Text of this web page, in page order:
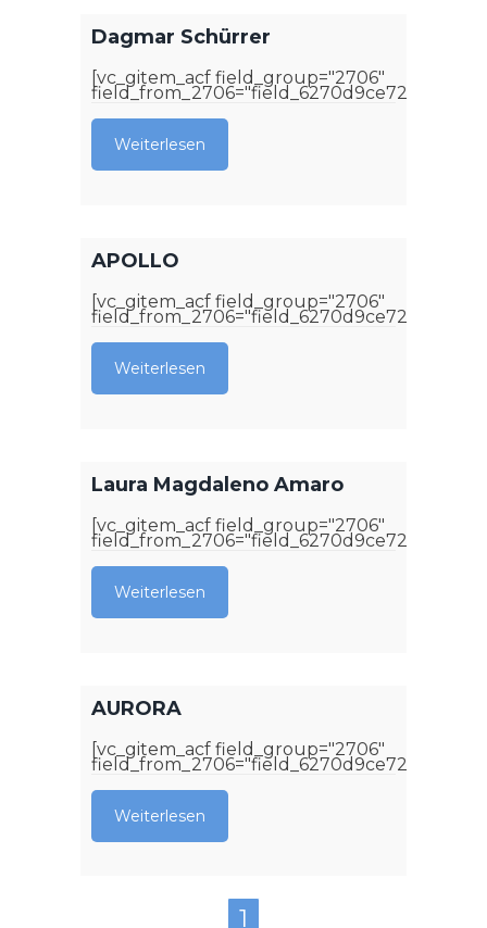
Dagmar Schürrer
[vc_gitem_acf field_group="2706"
field_from_2706="field_6270d9ce72bc6"]
Weiterlesen
APOLLO
[vc_gitem_acf field_group="2706"
field_from_2706="field_6270d9ce72bc6"]
Weiterlesen
Laura Magdaleno Amaro
[vc_gitem_acf field_group="2706"
field_from_2706="field_6270d9ce72bc6"]
Weiterlesen
AURORA
[vc_gitem_acf field_group="2706"
field_from_2706="field_6270d9ce72bc6"]
Weiterlesen
1